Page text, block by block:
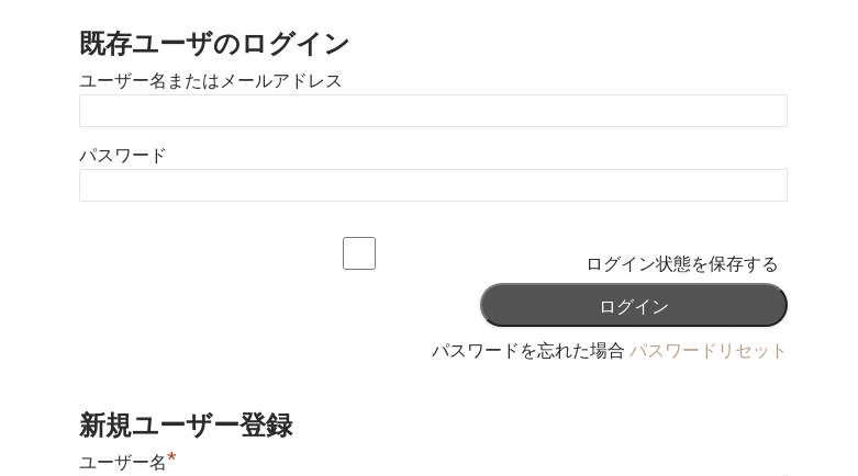
既存ユーザのログイン
ユーザー名またはメールアドレス
パスワード
ログイン状態を保存する
パスワードを忘れた場合 パスワードリセット
新規ユーザー登録
ユーザー名*